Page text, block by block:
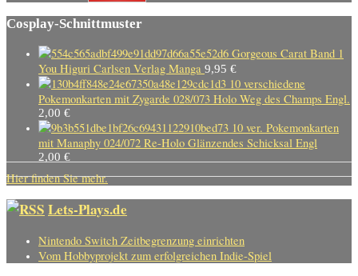
Cosplay-Schnittmuster
Gorgeous Carat Band 1
You Higuri Carlsen Verlag Manga 9,95 €
10 verschiedene
Pokemonkarten mit Zygarde 028/073 Holo Weg des Champs Engl.
2,00 €
10 ver. Pokemonkarten
mit Manaphy 024/072 Re-Holo Glänzendes Schicksal Engl
2,00 €
Hier finden Sie mehr.
Lets-Plays.de
Nintendo Switch Zeitbegrenzung einrichten
Vom Hobbyprojekt zum erfolgreichen Indie-Spiel